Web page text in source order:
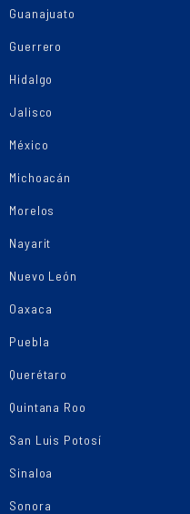
Guanajuato
Guerrero
Hidalgo
Jalisco
México
Michoacán
Morelos
Nayarit
Nuevo León
Oaxaca
Puebla
Querétaro
Quintana Roo
San Luis Potosí
Sinaloa
Sonora